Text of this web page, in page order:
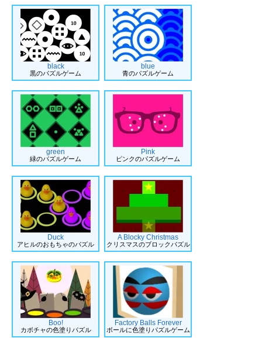
black
黒のパズルゲーム
blue
青のパズルゲーム
green
緑のパズルゲーム
Pink
ピンクのパズルゲーム
Duck
アヒルのおもちゃのパズル
A Blocky Christmas
クリスマスのブロックパズル
Boo!
カボチャの色塗りパズル
Factory Balls Forever
ボールに色塗りパズルゲーム